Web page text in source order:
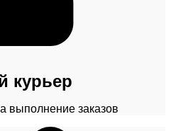
курьер
выполнение заказов